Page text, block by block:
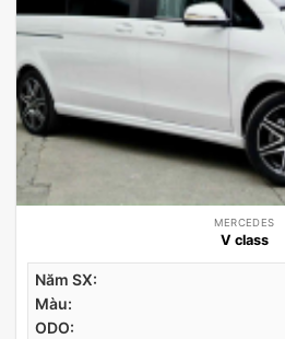
MERCEDES
V class
Năm SX:
Màu:
ODO: